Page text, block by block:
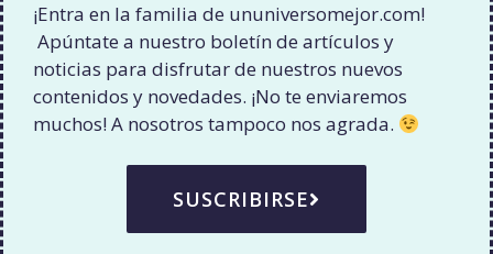
¡Entra en la familia de ununiversomejor.com!
Apúntate a nuestro boletín de artículos y
noticias para disfrutar de nuestros nuevos
contenidos y novedades. ¡No te enviaremos
muchos! A nosotros tampoco nos agrada.
SUSCRIBIRSE